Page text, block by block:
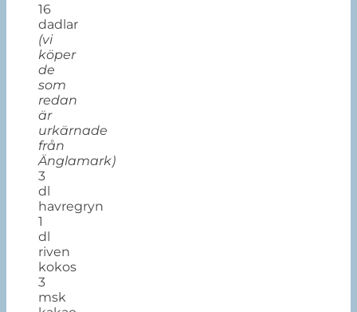
16
dadlar
(vi
köper
de
som
redan
är
urkärnade
från
Änglamark)
3
dl
havregryn
1
dl
riven
kokos
3
msk